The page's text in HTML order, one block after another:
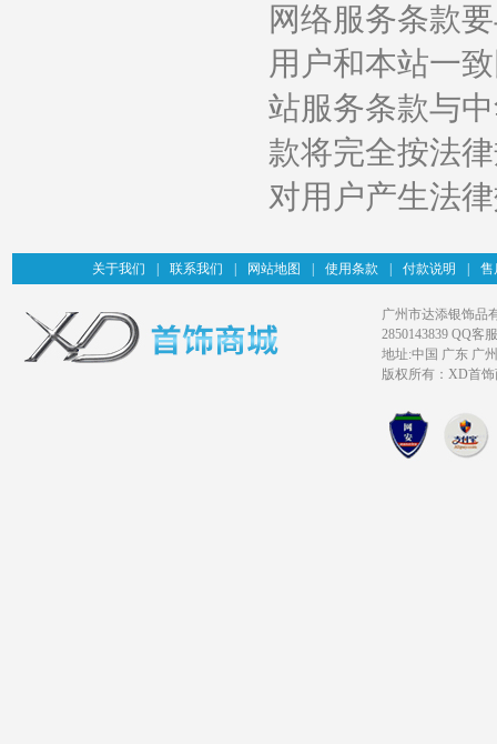
网络服务条款
用户和本站一
站服务条款与
款将完全按法
对用户产生法
关于我们 联系我们 网站地图 使用条款 付款说明 售
广州市达添银饰品
2850143839 QQ客
地址:中国 广东 广
版权所有：XD首